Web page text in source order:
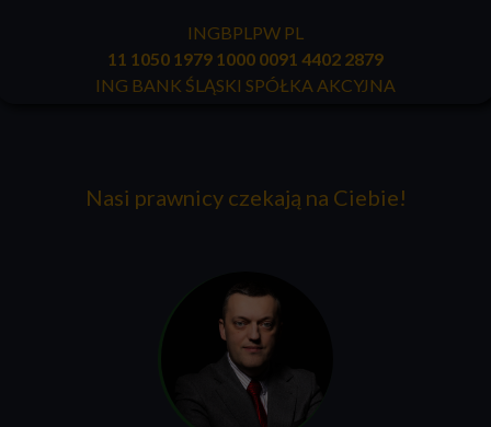
INGBPLPW PL
11 1050 1979 1000 0091 4402 2879
ING BANK ŚLĄSKI SPÓŁKA AKCYJNA
Nasi prawnicy czekają na Ciebie!